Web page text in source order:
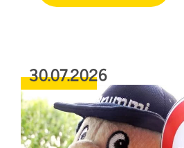
30.07.2026